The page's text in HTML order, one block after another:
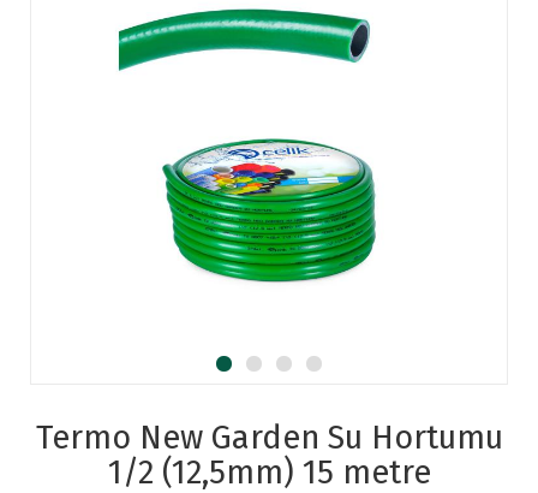
Termo New Garden Su Hortumu
1/2 (12,5mm) 15 metre